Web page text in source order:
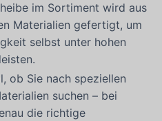
im Sortiment wird aus
Materialien gefertigt, um
selbst unter hohen
ob Sie nach speziellen
suchen – bei
die richtige